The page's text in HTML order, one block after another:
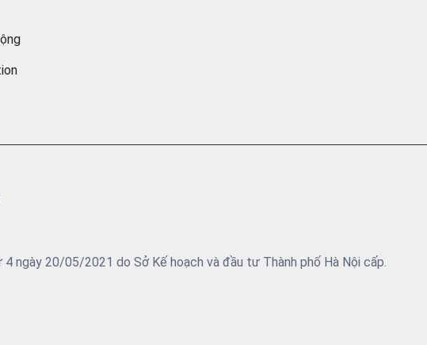
ngày 20/05/2021 do Sở Kế hoạch và đầu tư Thành phố Hà Nội cấp.